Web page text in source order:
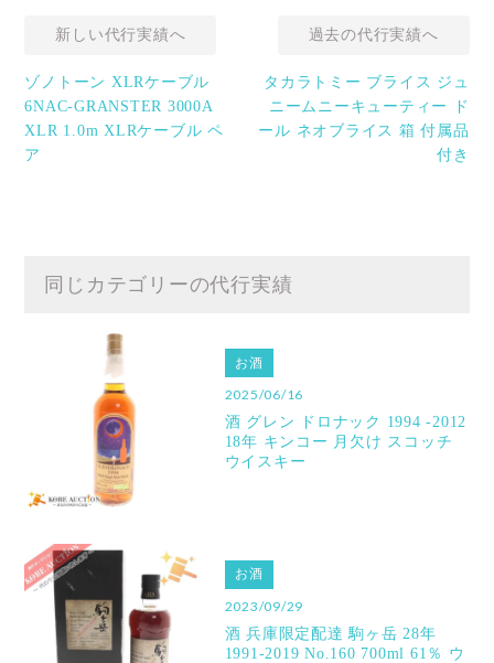
新しい代行実績へ
ゾノトーン XLRケーブル
6NAC-GRANSTER 3000Α
XLR 1.0m XLRケーブル ペ
ア
過去の代行実績へ
タカラトミー ブライス ジュ
ニームニーキューティー ド
ール ネオブライス 箱 付属品
付き
同じカテゴリーの代行実績
お酒
2025/06/16
酒 グレン ドロナック 1994 -2012
18年 キンコー 月欠け スコッチ
ウイスキー
お酒
2023/09/29
酒 兵庫限定配達 駒ヶ岳 28年
1991-2019 No.160 700ml 61％ ウ